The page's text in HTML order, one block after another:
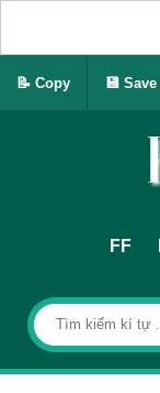
FF
📝 Copy 💾 Save